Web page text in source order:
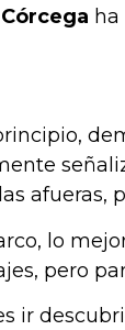
Córcega
afueras,
lo
pero
ir